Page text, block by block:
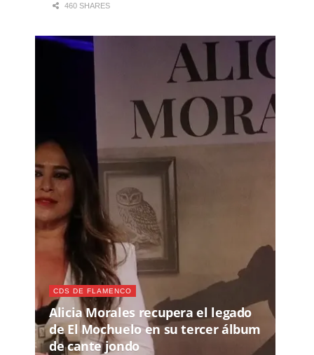
460 SHARES
CDS DE FLAMENCO
Alicia Morales recupera el legado
de El Mochuelo en su tercer álbum
de cante jondo